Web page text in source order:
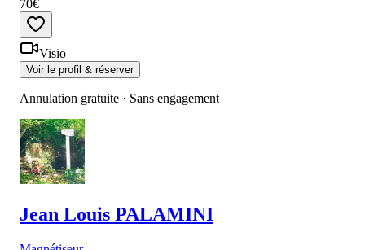
70€
Visio
Voir le profil & réserver
Annulation gratuite · Sans engagement
Jean Louis PALAMINI